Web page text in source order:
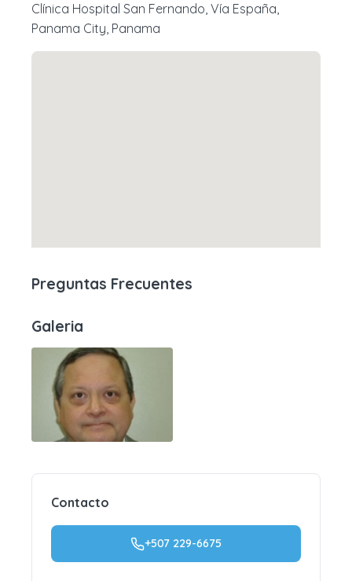
Clínica Hospital San Fernando, Vía España,
Panama City, Panama
Preguntas Frecuentes
Galeria
Contacto
+507 229-6675